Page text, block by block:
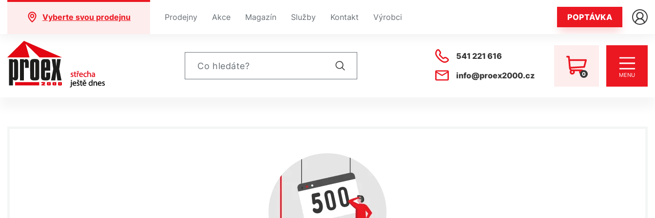
Vyberte svou prodejnu Prodejny Akce Magazín Služby Kontakt Výrobci POPTÁVKA
541 221 616
info@proex2000.cz
0 MENU